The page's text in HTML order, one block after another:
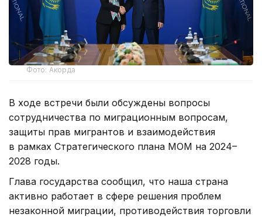
Фото: Акорда
В ходе встречи были обсуждены вопросы
сотрудничества по миграционным вопросам,
защиты прав мигрантов и взаимодействия
в рамках Стратегического плана МОМ на 2024–
2028 годы.
Глава государства сообщил, что наша страна
активно работает в сфере решения проблем
незаконной миграции, противодействия торговли